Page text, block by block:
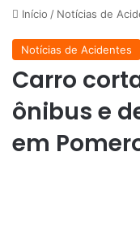
Início / Notícias de
Notícias de Acidentes
Carro
ônibus e
em